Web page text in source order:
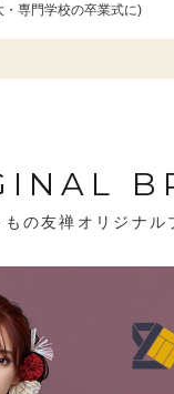
専門学校の卒業式に)
もの友禅オリジナル